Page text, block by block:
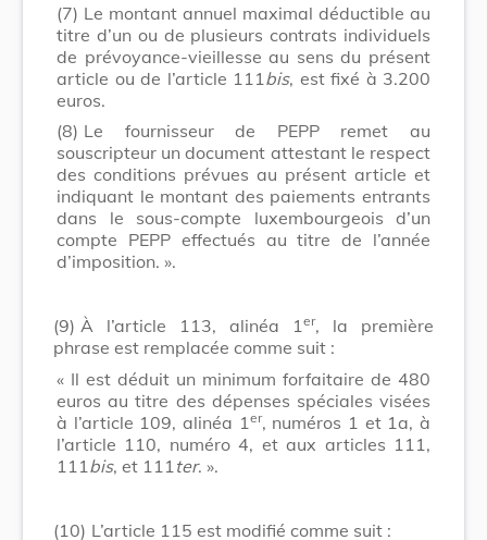
(7) Le montant annuel maximal déductible au
titre d’un ou de plusieurs contrats individuels
de prévoyance-vieillesse au sens du présent
article ou de l’article 111 bis, est fixé à 3.200
euros.
(8) Le fournisseur de PEPP remet au
souscripteur un document attestant le respect
des conditions prévues au présent article et
indiquant le montant des paiements entrants
dans le sous-compte luxembourgeois d’un
compte PEPP effectués au titre de l’année
d’imposition. ».
(9) À l’article 113, alinéa 1 er, la première
phrase est remplacée comme suit :
« Il est déduit un minimum forfaitaire de 480
euros au titre des dépenses spéciales visées
à l’article 109, alinéa 1 er, numéros 1 et 1a, à
l’article 110, numéro 4, et aux articles 111,
111 bis, et 111 ter. ».
(10) L’article 115 est modifié comme suit :